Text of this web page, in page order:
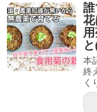
本
終
く